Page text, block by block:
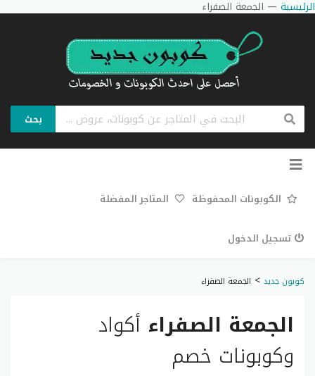
الرئيسية — الجمعة الصفراء
بحث
تخطي
الكوبونات المحفوظة المتاجر المفضلة
تسجيل الدخول
كوبون جديد > الجمعة الصفراء
الجمعة الصفراء أكواد
وكوبونات خصم